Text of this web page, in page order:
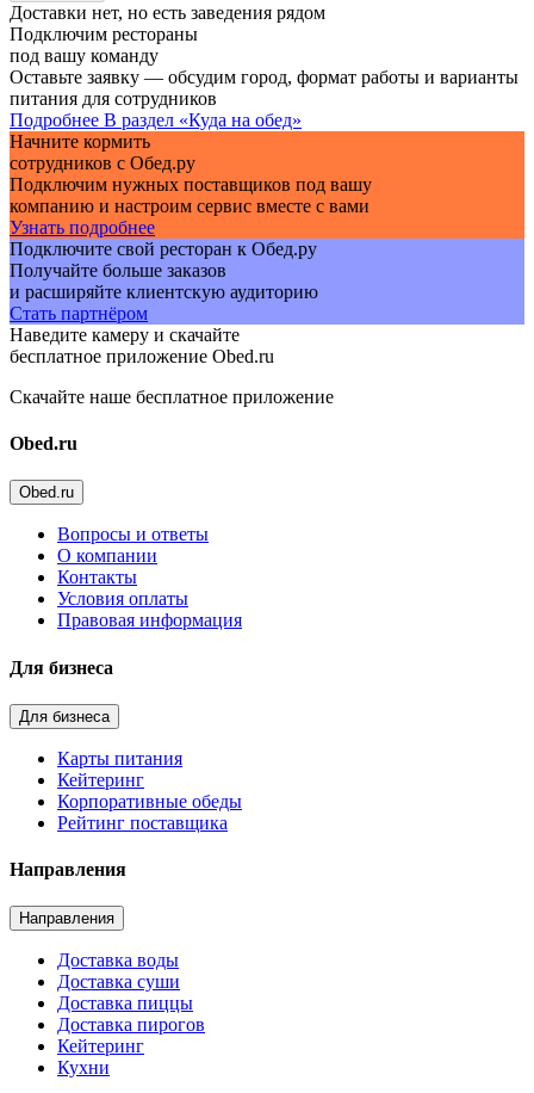
Доставки нет, но есть заведения рядом
Подключим рестораны
под вашу команду
Оставьте заявку — обсудим город, формат работы и варианты
питания для сотрудников
Подробнее В раздел «Куда на обед»
Начните кормить
сотрудников с Обед.ру
Подключим нужных поставщиков под вашу
компанию и настроим сервис вместе с вами
Узнать подробнее
Подключите свой ресторан к Обед.ру
Получайте больше заказов
и расширяйте клиентскую аудиторию
Стать партнёром
Наведите камеру и скачайте
бесплатное приложение Obed.ru
Скачайте наше бесплатное приложение
Obed.ru
Obed.ru
Вопросы и ответы
О компании
Контакты
Условия оплаты
Правовая информация
Для бизнеса
Для бизнеса
Карты питания
Кейтеринг
Корпоративные обеды
Рейтинг поставщика
Направления
Направления
Доставка воды
Доставка суши
Доставка пиццы
Доставка пирогов
Кейтеринг
Кухни